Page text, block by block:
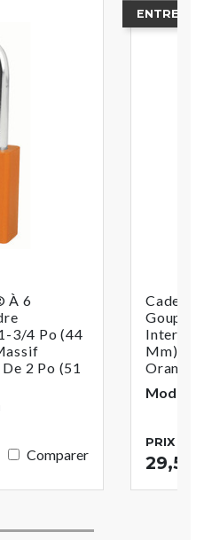
À 6
3/4 Po (44
2 Po (51
Comparer
Mm) En
Orange
Modèle
PRIX DE
29,53